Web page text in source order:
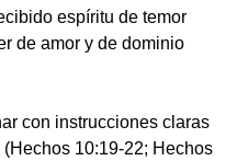
espíritu de temor
de amor y de dominio
con instrucciones claras
10:19-22; Hechos